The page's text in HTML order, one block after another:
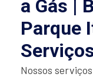
a Gás |
Parque
Nossos